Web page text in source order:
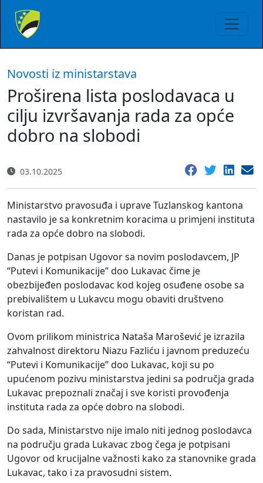
Novosti iz ministarstava
Proširena lista poslodavaca u
cilju izvršavanja rada za opće
dobro na slobodi
03.10.2025
Ministarstvo pravosuđa i uprave Tuzlanskog kantona
nastavilo je sa konkretnim koracima u primjeni instituta
rada za opće dobro na slobodi.
Danas je potpisan Ugovor sa novim poslodavcem, JP
“Putevi i Komunikacije” doo Lukavac čime je
obezbijeđen poslodavac kod kojeg osuđene osobe sa
prebivalištem u Lukavcu mogu obaviti društveno
koristan rad.
Ovom prilikom ministrica Nataša Marošević je izrazila
zahvalnost direktoru Niazu Fazliću i javnom preduzeću
“Putevi i Komunikacije” doo Lukavac, koji su po
upućenom pozivu ministarstva jedini sa područja grada
Lukavac prepoznali značaj i sve koristi provođenja
instituta rada za opće dobro na slobodi.
Do sada, Ministarstvo nije imalo niti jednog poslodavca
na području grada Lukavac zbog čega je potpisani
Ugovor od krucijalne važnosti kako za stanovnike grada
Lukavac, tako i za pravosudni sistem.